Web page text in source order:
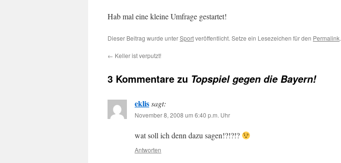
Hab mal eine kleine Umfrage gestartet!
Dieser Beitrag wurde unterSportveröffentlicht. Setze ein Lesezeichen für den Permalink.
← Keller ist verputzt!
3 Kommentare zu Topspiel gegen die Bayern!
eklissagt:
November 8, 2008 um 6:40 p.m. Uhr
wat soll ich denn dazu sagen!?!?!?
Antworten